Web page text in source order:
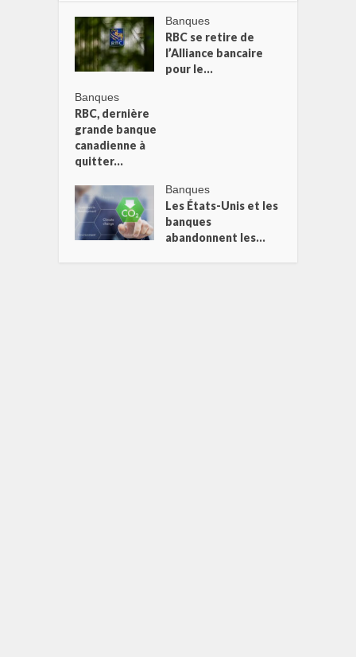
Banques
RBC se retire de
l’Alliance bancaire
pour le...
Banques
RBC, dernière
grande banque
canadienne à
quitter...
Banques
Les États-Unis et les
banques
abandonnent les...